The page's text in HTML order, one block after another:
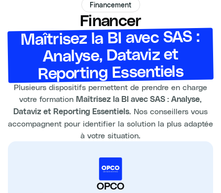
Financement
Financer
Maîtrisez la BI avec SAS :
Analyse, Dataviz et
Reporting Essentiels
Plusieurs dispositifs permettent de prendre en charge
votre formation Maîtrisez la BI avec SAS : Analyse,
Dataviz et Reporting Essentiels. Nos conseillers vous
accompagnent pour identifier la solution la plus adaptée
à votre situation.
OPCO